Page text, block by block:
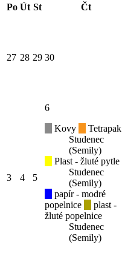
Po Út St Čt
27 28 29 30
3 4 5
6
Kovy
Tetrapak
Studenec
(Semily)
Plast - žluté pytle
Studenec
(Semily)
papír - modré
popelnice
plast -
žluté popelnice
Studenec
(Semily)